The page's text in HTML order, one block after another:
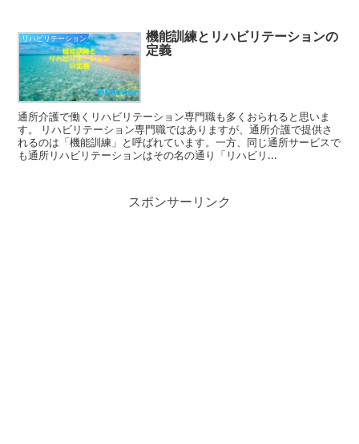
リハビリテーション
機能訓練とリハビリテーションの
定義
通所介護で働くリハビリテーション専門職も多くおられると思いま
す。 リハビリテーション専門職ではありますが、通所介護で提供さ
れるのは「機能訓練」と呼ばれています。一方、同じ通所サービスで
も通所リハビリテーションはその名の通り「リハビリ...
スポンサーリンク